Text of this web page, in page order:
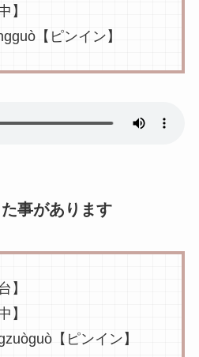
】
【ピンイン】
事があります
】
】
【ピンイン】